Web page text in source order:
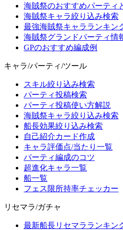
海賊祭のおすすめパーティ
海賊祭キャラ絞り込み検索
最強海賊祭キャラランキン
海賊祭グランドパーティ情
GPのおすすめ編成例
キャラ/パーティ/ツール
スキル絞り込み検索
パーティ投稿検索
パーティ投稿使い方解説
海賊祭キャラ絞り込み検索
船長効果絞り込み検索
自己紹介カード作成
キャラ評価点/当たり一覧
パーティ編成のコツ
超進化キャラ一覧
船一覧
フェス限所持率チェッカー
リセマラ/ガチャ
最新船長リセマラランキン